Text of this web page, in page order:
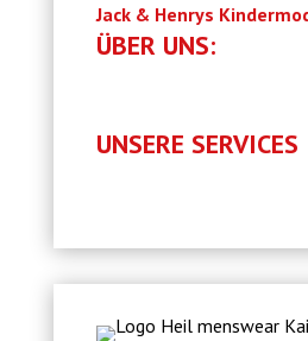
Jack & Henrys
ÜBER UNS:
UNSERE SERVICES